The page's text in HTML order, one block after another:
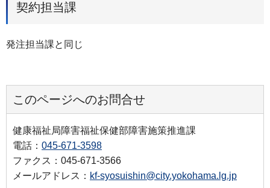
契約担当課
発注担当課と同じ
このページへのお問合せ
健康福祉局障害福祉保健部障害施策推進課
電話： 045-671-3598
ファクス：045-671-3566
メールアドレス： kf-syosuishin@city.yokohama.lg.jp